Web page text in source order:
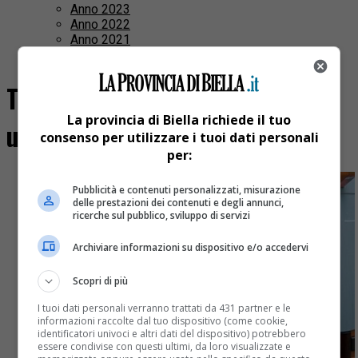
Anno 2023
Anno 2022
Anno 2021
Tutti i post taggati "travolto da
una pedana"
La provincia di Biella richiede il tuo
consenso per utilizzare i tuoi dati personali
per:
Pubblicità e contenuti personalizzati, misurazione
delle prestazioni dei contenuti e degli annunci,
ricerche sul pubblico, sviluppo di servizi
Archiviare informazioni su dispositivo e/o accedervi
Scopri di più
I tuoi dati personali verranno trattati da 431 partner e le
informazioni raccolte dal tuo dispositivo (come cookie,
identificatori univoci e altri dati del dispositivo) potrebbero
essere condivise con questi ultimi, da loro visualizzate e